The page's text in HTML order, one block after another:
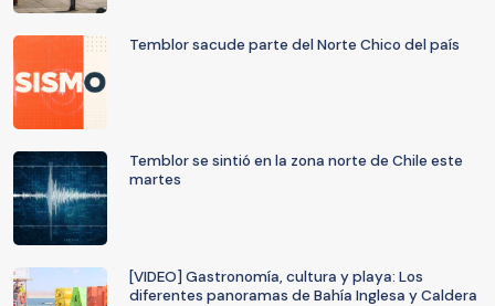
Temblor sacude parte del Norte Chico del país
Temblor se sintió en la zona norte de Chile este
martes
[VIDEO] Gastronomía, cultura y playa: Los
diferentes panoramas de Bahía Inglesa y Caldera